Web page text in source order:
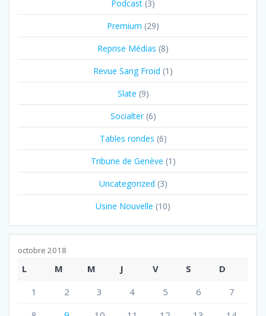
Podcast (3)
Premium (29)
Reprise Médias (8)
Revue Sang Froid (1)
Slate (9)
Socialter(6)
Tables rondes (6)
Tribune de Genève (1)
Uncategorized (3)
Usine Nouvelle (10)
octobre 2018
L M M J V S
D
1
2 3 4 5 6
7